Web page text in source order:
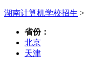
湖南计算机学校招生 >
省份：
北京
天津